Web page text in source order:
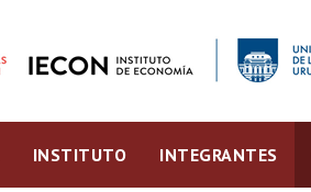
INSTITUTO INTEGRANTES